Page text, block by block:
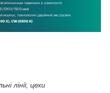
лінії, цехи